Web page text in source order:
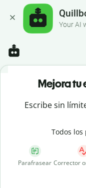
Your AI
Mejora tu
Escribe sin
Todos
Parafrasear Corrector